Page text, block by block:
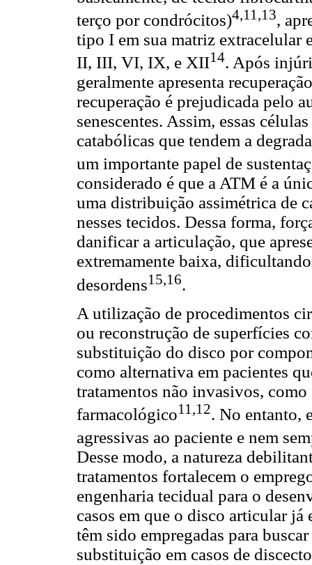
terço por condrócitos)4,11,13,
tipo I em sua matriz extracelular
II, III, VI, IX, e XII14. Após
geralmente apresenta
recuperação é prejudicada pelo
senescentes. Assim, essas
catabólicas que tendem a
um importante papel de
considerado é que a ATM é a
uma distribuição assimétrica de
nesses tecidos. Dessa forma,
danificar a articulação, que
extremamente baixa,
desordens15,16.
A utilização de procedimentos
ou reconstrução de superfícies
substituição do disco por
como alternativa em pacientes
tratamentos não invasivos,
farmacológico11,12. No entanto,
agressivas ao paciente e nem
Desse modo, a natureza
tratamentos fortalecem o
engenharia tecidual para o
casos em que o disco articular já
têm sido empregadas para
substituição em casos de